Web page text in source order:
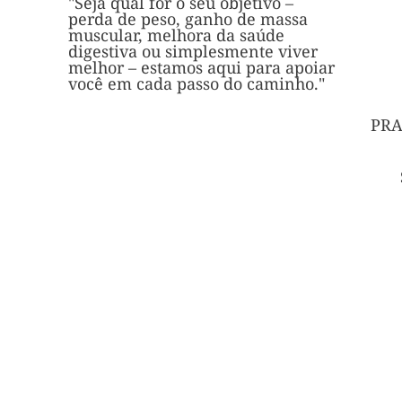
perda de peso, ganho de massa
muscular, melhora da saúde
digestiva ou simplesmente viver
melhor – estamos aqui para apoiar
você em cada passo do caminho."